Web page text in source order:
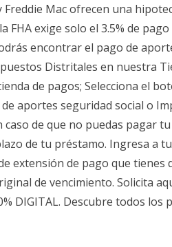
Freddie Mac ofrecen una
FHA exige solo el 3.5% de
encontrar el pago de
Distritales en nuestra
de pagos; Selecciona el
aportes seguridad social o
caso de que no puedas pagar
de tu préstamo. Ingresa a
extensión de pago que
de vencimiento. Solicita
DIGITAL. Descubre todos los